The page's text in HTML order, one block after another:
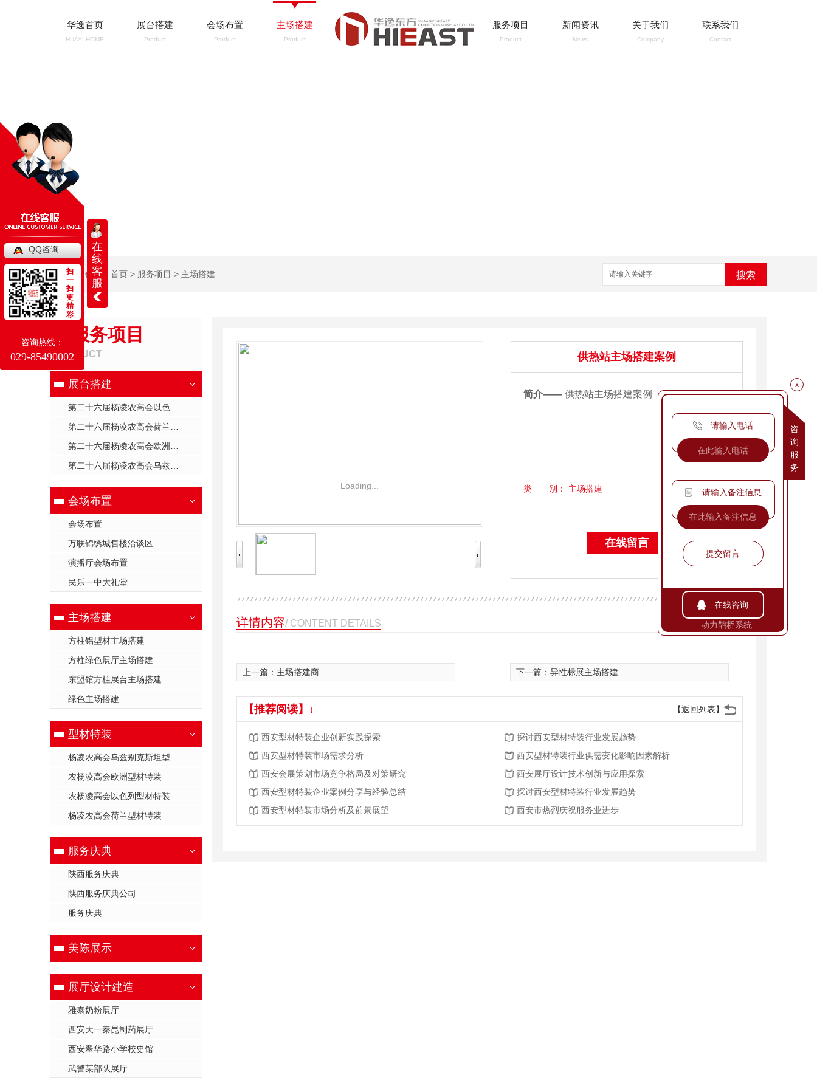
华逸首页
HUAYI HOME
展台搭建
Product
会场布置
Product
主场搭建
Product
服务项目
Product
新闻资讯
News
关于我们
Company
联系我们
Contact
当前位置： 首页 > 服务项目 > 主场搭建 搜索
服务项目
PRODUCT
展台搭建
会场布置
会场布置
万联锦绣城售楼洽谈区
演播厅会场布置
民乐一中大礼堂
主场搭建
方柱铝型材主场搭建
方柱绿色展厅主场搭建
东盟馆方柱展台主场搭建
绿色主场搭建
型材特装
农杨凌高会欧洲型材特装
农杨凌高会以色列型材特装
杨凌农高会荷兰型材特装
服务庆典
陕西服务庆典
陕西服务庆典公司
服务庆典
美陈展示
展厅设计建造
雅泰奶粉展厅
西安天一秦昆制药展厅
西安翠华路小学校史馆
武警某部队展厅
Loading...
供热站主场搭建案例
简介—— 供热站主场搭建案例
类 别： 主场搭建
在线留言
详情内容/ CONTENT DETAILS 手机扫一扫
上一篇： 主场搭建商 下一篇： 异性标展主场搭建
【返回列表】
【推荐阅读】↓
西安型材特装企业创新实践探索
探讨西安型材特装行业发展趋势
西安型材特装市场需求分析
西安型材特装行业供需变化影响因素解析
西安会展策划市场竞争格局及对策研究
西安展厅设计技术创新与应用探索
西安型材特装企业案例分享与经验总结
探讨西安型材特装行业发展趋势
西安型材特装市场分析及前景展望
西安市热烈庆祝服务业进步
在
线
客
服
QQ咨询
扫
一
扫
更
精
彩
咨询热线：
029-85490002
x
咨
询
服
务
请输入电话
请输入备注信息
提交留言
在线咨询
动力鹊桥系统